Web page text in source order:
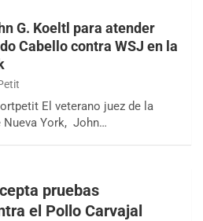
G. Koeltl para atender
Cabello contra WSJ en la
El veterano juez de la
Nueva York, John…
pruebas
el Pollo Carvajal